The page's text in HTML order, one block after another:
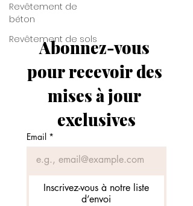
Revêtement de
béton
Revêtement de sols
Abonnez-vous
pour recevoir des
mises à jour
exclusives
Email *
Inscrivez-vous à notre liste
d’envoi